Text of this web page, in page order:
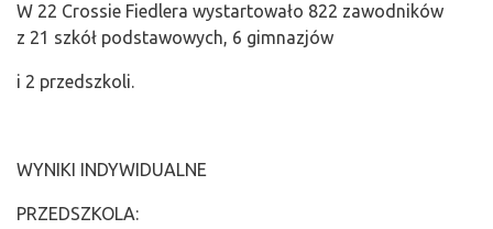
W 22 Crossie Fiedlera wystartowało 822 zawodników
z 21 szkół podstawowych, 6 gimnazjów
i 2 przedszkoli.
WYNIKI INDYWIDUALNE
PRZEDSZKOLA: